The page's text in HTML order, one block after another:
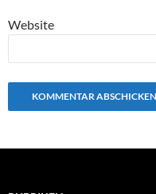
Website